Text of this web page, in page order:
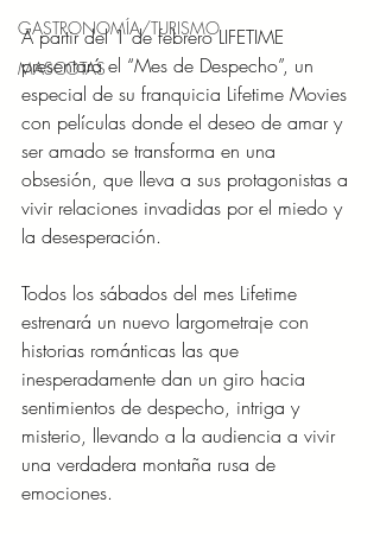
GASTRONOMÍA/TURISMO
MASCOTAS
A partir del 1 de febrero LIFETIME
presentará el “Mes de Despecho”, un
especial de su franquicia Lifetime Movies
con películas donde el deseo de amar y
ser amado se transforma en una
obsesión, que lleva a sus protagonistas a
vivir relaciones invadidas por el miedo y
la desesperación.
Todos los sábados del mes Lifetime
estrenará un nuevo largometraje con
historias románticas las que
inesperadamente dan un giro hacia
sentimientos de despecho, intriga y
misterio, llevando a la audiencia a vivir
una verdadera montaña rusa de
emociones.